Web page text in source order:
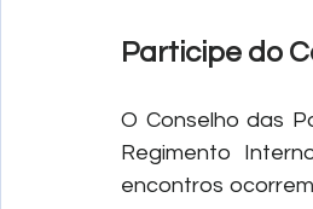
Participe do
O Conselho das
Regimento
encontros